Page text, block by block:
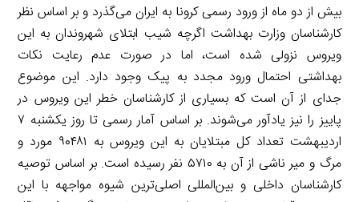
بیش از دو ماه از ورود رسمی کرونا به ایران می‌گذرد و بر اساس نظر
کارشناسان وزارت بهداشت اگرچه شیب ابتلای شهروندان به این
ویروس نزولی شده است، اما در صورت عدم رعایت نکات
بهداشتی احتمال ورود مجدد به پیک وجود دارد. این موضوع
جدای از آن است که بسیاری از کارشناسان خطر این ویروس در
پاییز را نیز یادآور می‌شوند. بر اساس آمار رسمی تا روز یکشنبه ۷
اردیبهشت تعداد کل مبتلایان به این ویروس به ۹۰۴۸۱ مورد و
مرگ و میر ناشی از آن به ۵۷۱۰ نفر رسیده است. بر اساس توصیه
کارشناسان داخلی و بین‌المللی اصلی‌ترین شیوه مواجهه با این